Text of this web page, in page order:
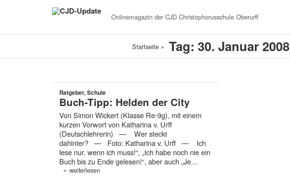
Onlinemagazin der CJD Christophorusschule Oberurff
Startseite » Tag: 30. Januar 2008
Ratgeber, Schule
Buch-Tipp: Helden der City
Von Simon Wickert (Klasse Re-9g), mit einem
kurzen Vorwort von Katharina v. Urff
(Deutschlehrerin) — Wer steckt
dahinter? — Foto: Katharina v. Urff — Ich
lese nur, wenn ich muss!“, „Ich habe noch nie ein
Buch bis zu Ende gelesen!“, aber auch „Je…
» weiterlesen